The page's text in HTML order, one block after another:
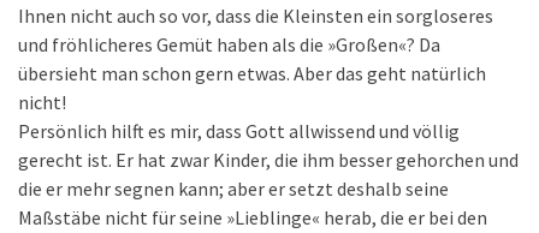
Ihnen nicht auch so vor, dass die Kleinsten ein sorgloseres
und fröhlicheres Gemüt haben als die »Großen«? Da
übersieht man schon gern etwas. Aber das geht natürlich
nicht!
Persönlich hilft es mir, dass Gott allwissend und völlig
gerecht ist. Er hat zwar Kinder, die ihm besser gehorchen und
die er mehr segnen kann; aber er setzt deshalb seine
Maßstäbe nicht für seine »Lieblinge« herab, die er bei den